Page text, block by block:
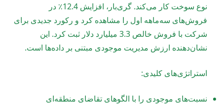
نوع سوخت کار می‌کند. گری‌بار، افزایش 12.4٪ در
فروش‌های سه‌ماهه اول را مشاهده کرد و رکورد جدیدی برای
شرکت با فروش خالص 3.3 میلیارد دلار ثبت کرد. این
نشان‌دهنده ارزش مدیریت موجودی مبتنی بر داده‌ها است.
استراتژی‌های کلیدی:
نسبت‌های موجودی را با الگوهای تقاضای منطقه‌ای